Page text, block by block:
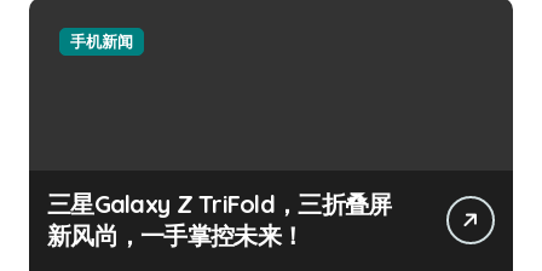
手机新闻
三星Galaxy Z TriFold，三折叠屏
新风尚，一手掌控未来！